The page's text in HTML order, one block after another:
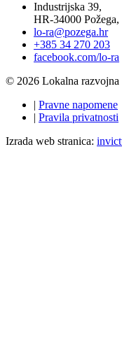
Industrijska 39,
HR-34000 Požega,
lo-ra@pozega.hr
+385 34 270 203
facebook.com/lo-ra
© 2026 Lokalna razvojna
| Pravne napomene
| Pravila privatnosti
Izrada web stranica: